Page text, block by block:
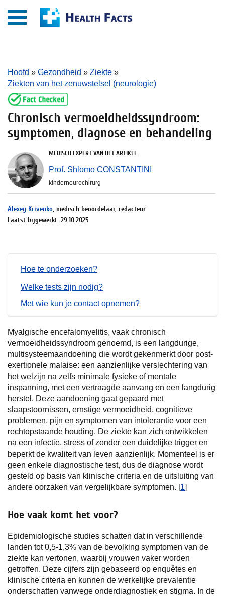
Hoofd » Gezondheid » Ziekte »
Ziekten van het zenuwstelsel (neurologie)
Chronisch vermoeidheidssyndroom:
symptomen, diagnose en behandeling
MEDISCH EXPERT VAN HET ARTIKEL
Prof. Shlomo CONSTANTINI
kinderneurochirurg
Alexey Krivenko, medisch beoordelaar, redacteur
Laatst bijgewerkt: 29.10.2025
Hoe te onderzoeken?
Welke tests zijn nodig?
Met wie kun je contact opnemen?
Myalgische encefalomyelitis, vaak chronisch
vermoeidheidssyndroom genoemd, is een langdurige,
multisysteemaandoening die wordt gekenmerkt door post-
exertionele malaise: een aanzienlijke verslechtering van
het welzijn na zelfs minimale fysieke of mentale
inspanning, met een vertraagde aanvang en een langdurig
herstel. Deze aandoening gaat gepaard met
slaapstoornissen, ernstige vermoeidheid, cognitieve
problemen, pijn en symptomen van intolerantie voor een
rechtopstaande houding. De ziekte kan zich ontwikkelen
na een infectie, stress of zonder een duidelijke trigger en
beperkt de kwaliteit van leven aanzienlijk. Momenteel is er
geen enkele diagnostische test, dus de diagnose wordt
gesteld op basis van klinische criteria en de uitsluiting van
andere oorzaken van vergelijkbare symptomen. [1]
Hoe vaak komt het voor?
Epidemiologische studies schatten dat in verschillende
landen tot 0,5-1,3% van de bevolking symptomen van de
ziekte kan vertonen, waarbij vrouwen vaker worden
getroffen. Deze cijfers zijn gebaseerd op enquêtes en
klinische criteria en kunnen de werkelijke prevalentie
onderschatten vanwege onderdiagnostiek en stigma. In de